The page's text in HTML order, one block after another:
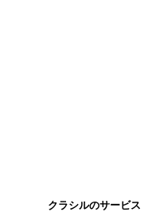
クラシルのサービス